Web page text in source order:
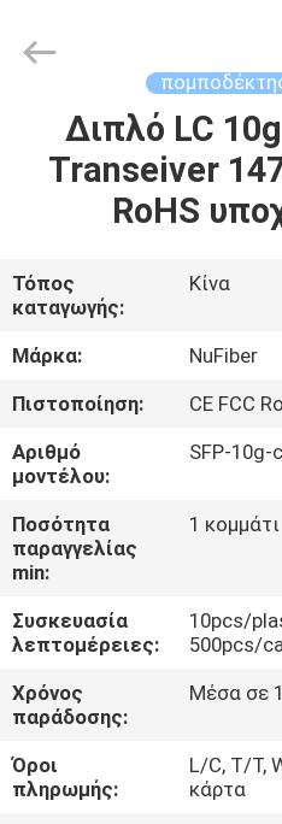
ΣΠΊΤΙ
ΠΡΟΪΌΝΤΑ
ΠΕΡΊΠΟΥ
ΕΜΕΊΣ
ΓΎΡΟΣ
ΕΡΓΟΣΤΑΣΊΩΝ
ΠΟΙΟΤΙΚΌΣ
ΈΛΕΓΧΟΣ
ΜΑΣ
ΕΛΆΤΕ
ΣΕ
ΕΠΑΦΉ
ΜΕ
Co.,Ltd.
Διπλό LC
Transeiver
RoHS
Τόπος
καταγωγής:
Κίνα
Μάρκα:
NuFiber
Πιστοποίηση:
CE FCC
Αριθμό
μοντέλου:
SFP-10g-
Ποσότητα
παραγγελίας
min:
1 κομμάτι
Συσκευασία
λεπτομέρειες:
10pcs/
500pcs/
Χρόνος
παράδοσης:
Μέσα σε
Όροι
πληρωμής:
L/C, T/T,
κάρτα